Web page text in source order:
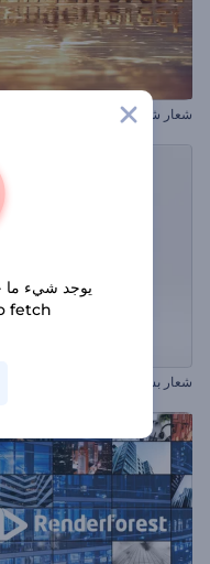
شعار شروق الشمس الساحر
شعار بسيط ملهم
fetch